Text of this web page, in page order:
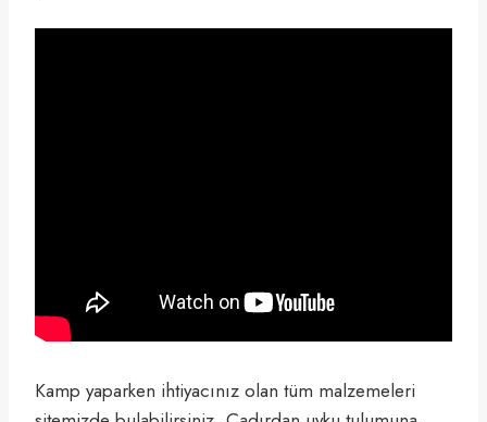
Kamp yaparken ihtiyacınız olan tüm malzemeleri